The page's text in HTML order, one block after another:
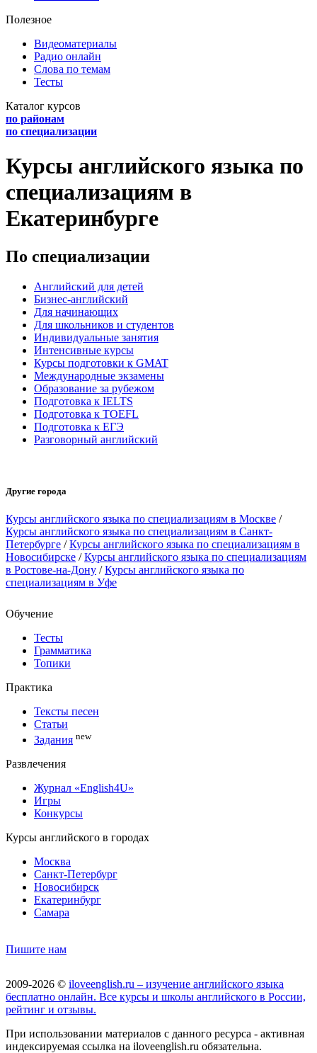
Полезное
Видеоматериалы
Радио онлайн
Слова по темам
Тесты
Каталог курсов
по районам
по специализации
Курсы английского языка по
специализациям в
Екатеринбурге
По специализации
Английский для детей
Бизнес-английский
Для начинающих
Для школьников и студентов
Индивидуальные занятия
Интенсивные курсы
Курсы подготовки к GMAT
Международные экзамены
Образование за рубежом
Подготовка к IELTS
Подготовка к TOEFL
Подготовка к ЕГЭ
Разговорный английский
Другие города
Курсы английского языка по специализациям в Москве /
Курсы английского языка по специализациям в Санкт-
Петербурге /Курсы английского языка по специализациям в
Новосибирске /Курсы английского языка по специализациям
в Ростове-на-Дону /Курсы английского языка по
специализациям в Уфе
Обучение
Тесты
Грамматика
Топики
Практика
Тексты песен
Статьи
Задания new
Развлечения
Журнал «English4U»
Игры
Конкурсы
Курсы английского в городах
Москва
Санкт-Петербург
Новосибирск
Екатеринбург
Самара
Пишите нам
2009-2026 © iloveenglish.ru – изучение английского языка
бесплатно онлайн. Все курсы и школы английского в России,
рейтинг и отзывы.
При использовании материалов с данного ресурса - активная
индексируемая ссылка на iloveenglish.ru обязательна.